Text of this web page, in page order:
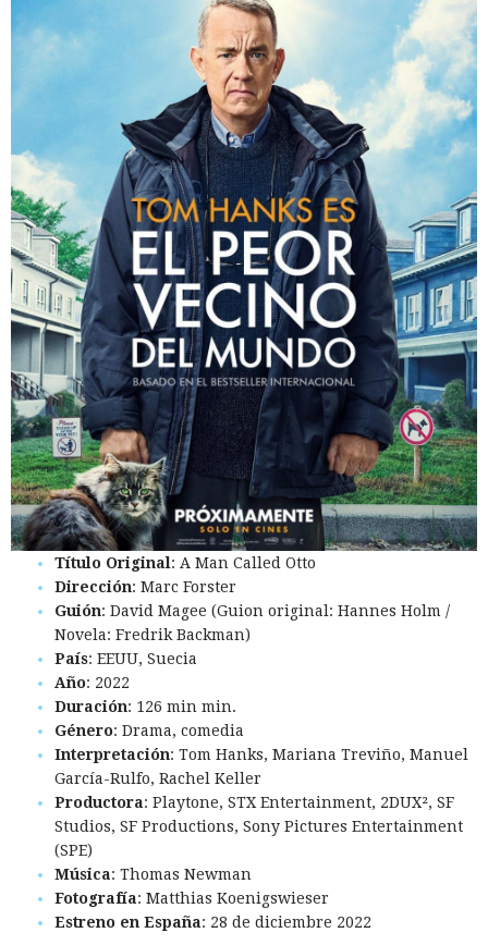
Título Original: A Man Called Otto
Dirección: Marc Forster
Guión: David Magee (Guion original: Hannes Holm /
Novela: Fredrik Backman)
País: EEUU, Suecia
Año: 2022
Duración: 126 min min.
Género: Drama, comedia
Interpretación: Tom Hanks, Mariana Treviño, Manuel
García-Rulfo, Rachel Keller
Productora: Playtone, STX Entertainment, 2DUX², SF
Studios, SF Productions, Sony Pictures Entertainment
(SPE)
Música: Thomas Newman
Fotografía: Matthias Koenigswieser
Estreno en España: 28 de diciembre 2022